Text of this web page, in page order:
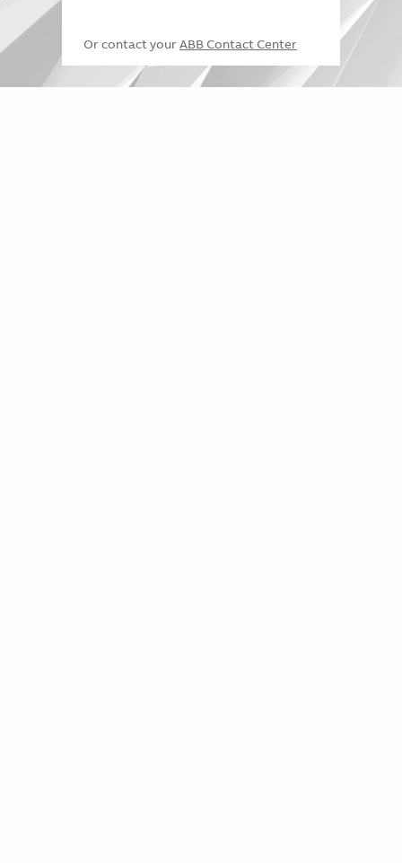
Or contact your ABB Contact Center